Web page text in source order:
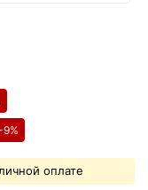
9%
оплате